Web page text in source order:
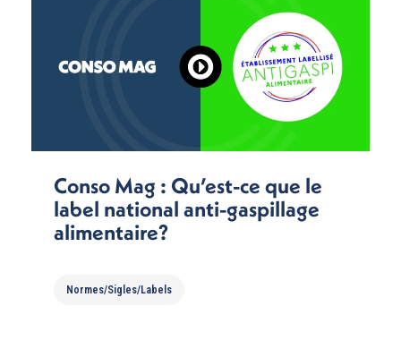
Conso Mag : Qu’est-ce que le
label national anti-gaspillage
alimentaire?
Normes/Sigles/Labels